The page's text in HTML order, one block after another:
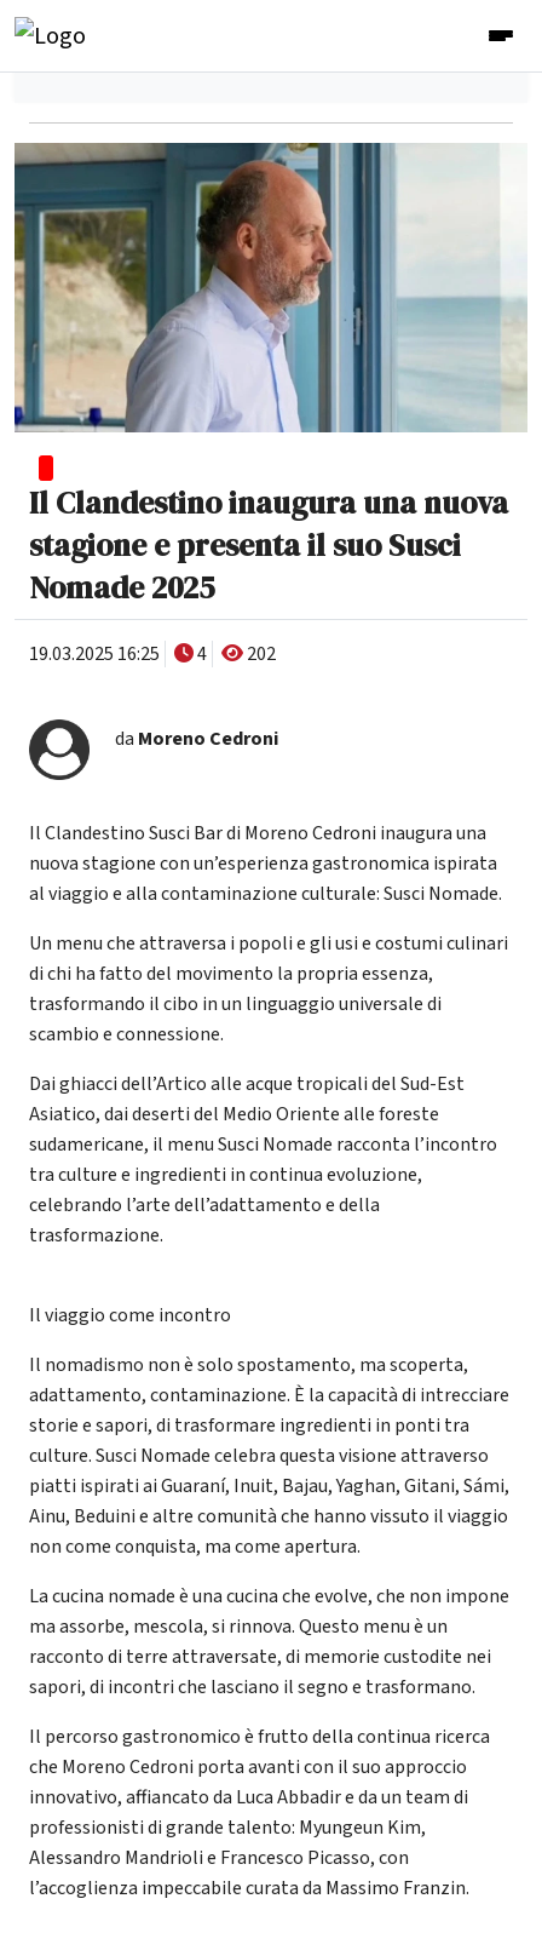
Il Clandestino inaugura una nuova
stagione e presenta il suo Susci
Nomade 2025
19.03.2025 16:25 4 202
da Moreno Cedroni
Il Clandestino Susci Bar di Moreno Cedroni inaugura una
nuova stagione con un’esperienza gastronomica ispirata
al viaggio e alla contaminazione culturale: Susci Nomade.
Un menu che attraversa i popoli e gli usi e costumi culinari
di chi ha fatto del movimento la propria essenza,
trasformando il cibo in un linguaggio universale di
scambio e connessione.
Dai ghiacci dell’Artico alle acque tropicali del Sud-Est
Asiatico, dai deserti del Medio Oriente alle foreste
sudamericane, il menu Susci Nomade racconta l’incontro
tra culture e ingredienti in continua evoluzione,
celebrando l’arte dell’adattamento e della
trasformazione.
Il viaggio come incontro
Il nomadismo non è solo spostamento, ma scoperta,
adattamento, contaminazione. È la capacità di intrecciare
storie e sapori, di trasformare ingredienti in ponti tra
culture. Susci Nomade celebra questa visione attraverso
piatti ispirati ai Guaraní, Inuit, Bajau, Yaghan, Gitani, Sámi,
Ainu, Beduini e altre comunità che hanno vissuto il viaggio
non come conquista, ma come apertura.
La cucina nomade è una cucina che evolve, che non impone
ma assorbe, mescola, si rinnova. Questo menu è un
racconto di terre attraversate, di memorie custodite nei
sapori, di incontri che lasciano il segno e trasformano.
Il percorso gastronomico è frutto della continua ricerca
che Moreno Cedroni porta avanti con il suo approccio
innovativo, affiancato da Luca Abbadir e da un team di
professionisti di grande talento: Myungeun Kim,
Alessandro Mandrioli e Francesco Picasso, con
l’accoglienza impeccabile curata da Massimo Franzin.